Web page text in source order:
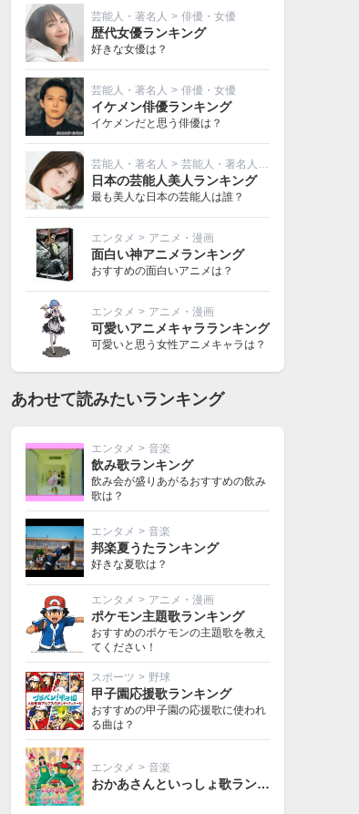
芸能人・著名人 > 俳優・女優
歴代女優ランキング
好きな女優は？
芸能人・著名人 > 俳優・女優
イケメン俳優ランキング
イケメンだと思う俳優は？
芸能人・著名人 > 芸能人・著名人その他
日本の芸能人美人ランキング
最も美人な日本の芸能人は誰？
エンタメ > アニメ・漫画
面白い神アニメランキング
おすすめの面白いアニメは？
エンタメ > アニメ・漫画
可愛いアニメキャラランキング
可愛いと思う女性アニメキャラは？
あわせて読みたいランキング
エンタメ > 音楽
飲み歌ランキング
飲み会が盛りあがるおすすめの飲み
歌は？
エンタメ > 音楽
邦楽夏うたランキング
好きな夏歌は？
エンタメ > アニメ・漫画
ポケモン主題歌ランキング
おすすめのポケモンの主題歌を教え
てください！
スポーツ > 野球
甲子園応援歌ランキング
おすすめの甲子園の応援歌に使われ
る曲は？
エンタメ > 音楽
おかあさんといっしょ歌ランキング